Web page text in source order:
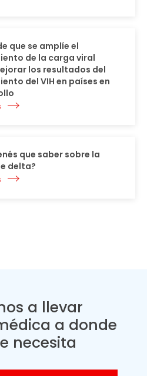
que se amplíe el
de la carga viral
los resultados del
del VIH en países en
que saber sobre la
delta?
a llevar
a donde
necesita